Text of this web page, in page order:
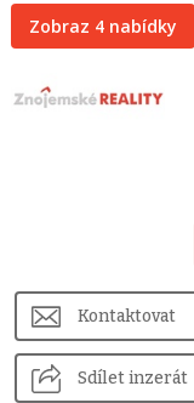
Zobraz 4 nabídky
Kontaktovat
Sdílet inzerát